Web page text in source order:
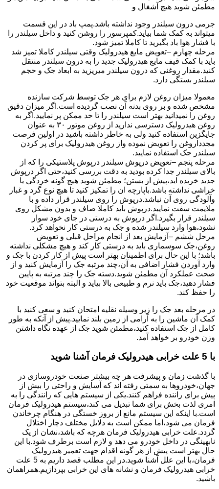
مطمئن شوید هیچ آشغال و
جرمی درون سیلندر وجود نداشته باشد.پمپ باد در این قسمت
میتواند به کمک شما بیاید.کمپرسور را روشن کنید و داخل سیلندر را
با فشار هوا باد بگیرید تا کاملا تمیز شود.
مرحله چهارم –تعویض مایع هیدرولیک وقتی سیلندر کاملا تمیز شد
باید با کمک قیف مایع هیدرولیک جدید را به درون سیلندر منتقل
کنید.مقدار روغنی که درون سیلندر میریزید به ابعاد جک و حجم
سیلندر بستگی دارد.
معمولا میزان روغن لازم برای هر جک توسط شرکت سازنده
مشخص شده و بر روی بدنه آن نصب گردیده است.اگر میزان دقیق
روغن را نمیدانید بهتر است سیلندر را تا حد ممکن پر نمایید.اگر به
روغن هیدرولیک دسترسی ندارید از روغن موتور ۳۰ به عنوان
جایگزین استفاده کنید ولی به خاطر داشته باشید در اولین فرصت
مجدداروغن را تعویض نموده واز روغن هیدرولیک برای پر کردن
سیلندر جک استفاده نمایید.
مرحله پنجم –تعویض درپوش سیلندر درپوش پلاستیکی را که از
بالای سیلندر جدا کرده بودید به دقت بررسی کنید،حتی اگر درپوش
جدید خریده اید،پیش از بستن؛ مطمئن شوید هیچ گونه خردگی یا
خراشی نداشته باشد.باپارچه ان را تمکیز کنید تا هیچ نوع گرد و غبار
وآلودگی روی آن نباشد.درپوش را روی سیلندر قرار داده و با
ملایمت سفت نمایید.درپوش باید کاملا صاف و بدون مشکل روی
سیلندر قرار بگیرد.اگر درپوش به درستی در جای خود سوار
نشود،هوا وارد سیلندر شده و جک به درستی کار نخواهد کرد.
مرحل ششم –آزمایش بعد از انجام مراحل قبلی و تعویض
روغن،جک سوسماری باید به درستی کار کند و هیچ مشکلی نداشته
باشد؛ با این حال برای اطمینان بهتر است پیش از کار کردن با جک و
وارد آوردن فشار اضافی به آن،چند مرتبه جک را آزمایش کنید و از
صحت عملکرد آن مطمئن شوید.دسته جک را چند مرتبه به پایین
فشار دهید،جک باید نرم و طبیعی بالا بیاید و البته بتواند موقعیت خود
را حفظ کند.
در مرحله بعد جک را زیر وسیله نقلیه امتحان کنید و سعی کنید با
کمک آن ماشین را به آرامی از زمین بلند نمایید.پیش از آنکه به طور
کامل از جک استفاده کنید،مطمئن شوید جک از عهده نگاه داشتن
وزن خودرو بر خواهد آمد.
با 5 علت خرابی هیدرولیک فرمان آشنا شوید
با گذشت زمان و پیشرفت هر چه بیشتر صنعت خودروسازی در
جهان،خودروها به سمتی رفته اند که آسایش و راحتی را بیش از
پیش برای راننده فراهم کنند.یکی از سیستم هایی که رانندگی را به
امری لذت بخش برای شما تبدیل می کند،سیستم هیدرولیک فرمان
است.با اینکه این سیستم مانع از بروز خستگی در هنگام چرخاندن
فرمان می شود،اما ممکن است به دلایل مختلف دچار اختلال
گردد.علت خرابی هیدرولیک فرمان هرچه که باشد،نشان از یک
نابهینگی در داخل خودرو می دهد و لازم است برطرف شود.با این
حال بهتر است پیش از هر گونه اقدام جهت تعمیر هیدرولیک
فرمان،با این علل آشنا شوید.در این مطلب قصد داریم به 5 علت
خرابی هیدرولیک فرمان و نشانه های این خرابی بپردازیم.همراهمان
باشید.